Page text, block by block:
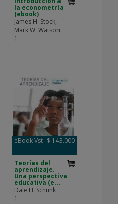
la econometría
(ebook)
James H. Stock,
Mark W. Watson
1
eBook Vst $ 143.000
Teorías del
aprendizaje.
Una perspectiva
educativa (e...
Dale H. Schunk
1